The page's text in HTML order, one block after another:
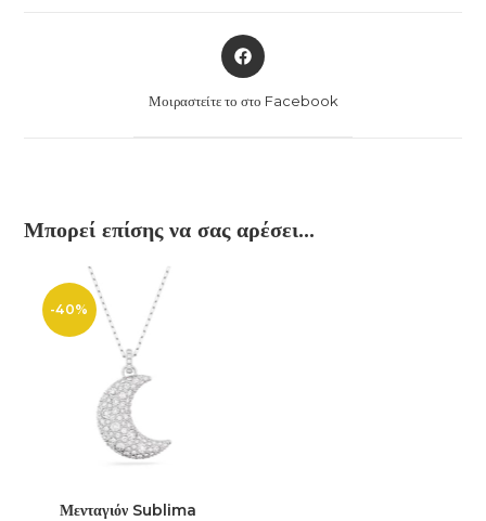
Opens
in
Μοιραστείτε το στο Facebook
Μπορεί επίσης να σας αρέσει…
-40%
Μενταγιόν Sublima